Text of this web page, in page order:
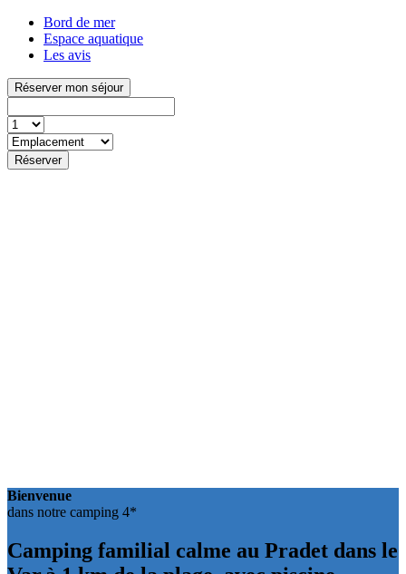
Bord de mer
Espace aquatique
Les avis
Réserver mon séjour
Réserver
Bienvenue
dans notre camping 4*
Camping familial calme au Pradet dans le